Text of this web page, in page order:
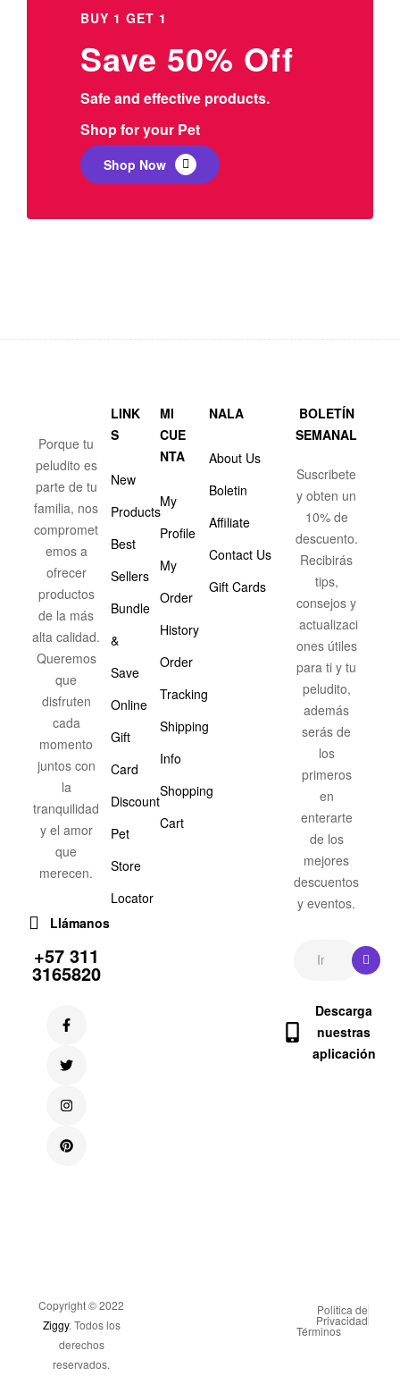
BUY 1 GET 1
Save 50% Off
Safe and effective products.
Shop for your Pet
Shop Now
Porque tu
peludito es
parte de tu
familia, nos
compromet
emos a
ofrecer
productos
de la más
alta calidad.
Queremos
que
disfruten
cada
momento
juntos con
la
tranquilidad
y el amor
que
merecen.
Llámanos
+57 311
3165820
LINK
S
New
Products
Best
Sellers
Bundle
&
Save
Online
Gift
Card
Discount
Pet
Store
Locator
MI
CUE
NTA
My
Profile
My
Order
History
Order
Tracking
Shipping
Info
Shopping
Cart
NALA
About Us
Boletin
Affiliate
Contact Us
Gift Cards
BOLETÍN
SEMANAL
Suscribete
y obten un
10% de
descuento.
Recibirás
tips,
consejos y
actualizaci
ones útiles
para ti y tu
peludito,
además
serás de
los
primeros
en
enterarte
de los
mejores
descuentos
y eventos.
Descarga
nuestras
aplicación
Copyright © 2022
Ziggy. Todos los
derechos
reservados.
Politica de
Privacidad
Términos